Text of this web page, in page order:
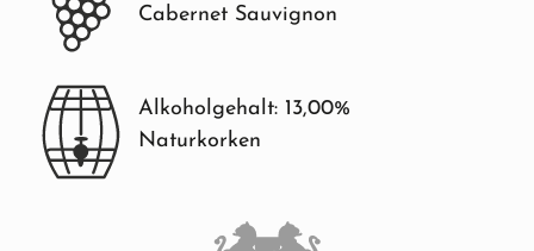
Cabernet Sauvignon
Alkoholgehalt: 13,00%
Naturkorken